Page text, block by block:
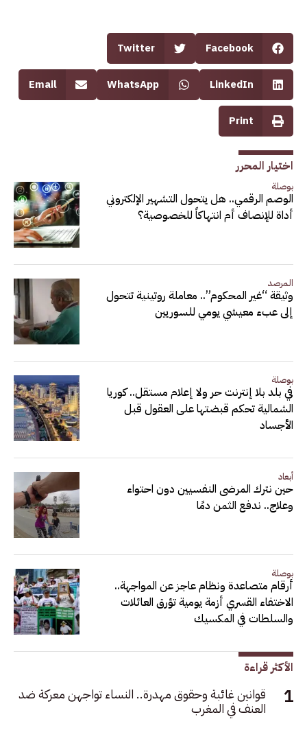
Facebook
Twitter
LinkedIn
WhatsApp
Email
Print
اختيار المحرر
بوصلة
الوصم الرقمي.. هل يتحول التشهير الإلكتروني
أداة للإنصاف أم انتهاكاً للخصوصية؟
المرصد
وثيقة “غير المحكوم”.. معاملة روتينية تتحول
إلى عبء معيشي يومي للسوريين
بوصلة
في بلد بلا إنترنت حر ولا إعلام مستقل.. كوريا
الشمالية تحكم قبضتها على العقول قبل
الأجساد
أبعاد
حين نترك المرضى النفسيين دون احتواء
وعلاج.. ندفع الثمن دمًا
بوصلة
أرقام متصاعدة ونظام عاجز عن المواجهة..
الاختفاء القسري أزمة يومية تؤرق العائلات
والسلطات في المكسيك
الأكثر قراءة
قوانين غائبة وحقوق مهدرة.. النساء تواجهن معركة ضد
العنف في المغرب